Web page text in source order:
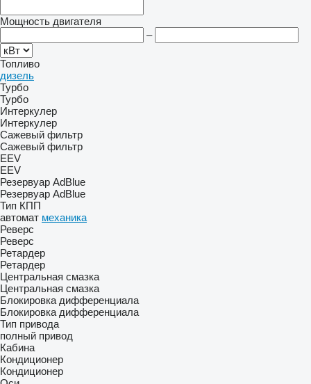
Мощность двигателя
–
Топливо
дизель
Турбо
Турбо
Интеркулер
Интеркулер
Сажевый фильтр
Сажевый фильтр
EEV
EEV
Резервуар AdBlue
Резервуар AdBlue
Тип КПП
автомат механика
Реверс
Реверс
Ретардер
Ретардер
Центральная смазка
Центральная смазка
Блокировка дифференциала
Блокировка дифференциала
Тип привода
полный привод
Кабина
Кондиционер
Кондиционер